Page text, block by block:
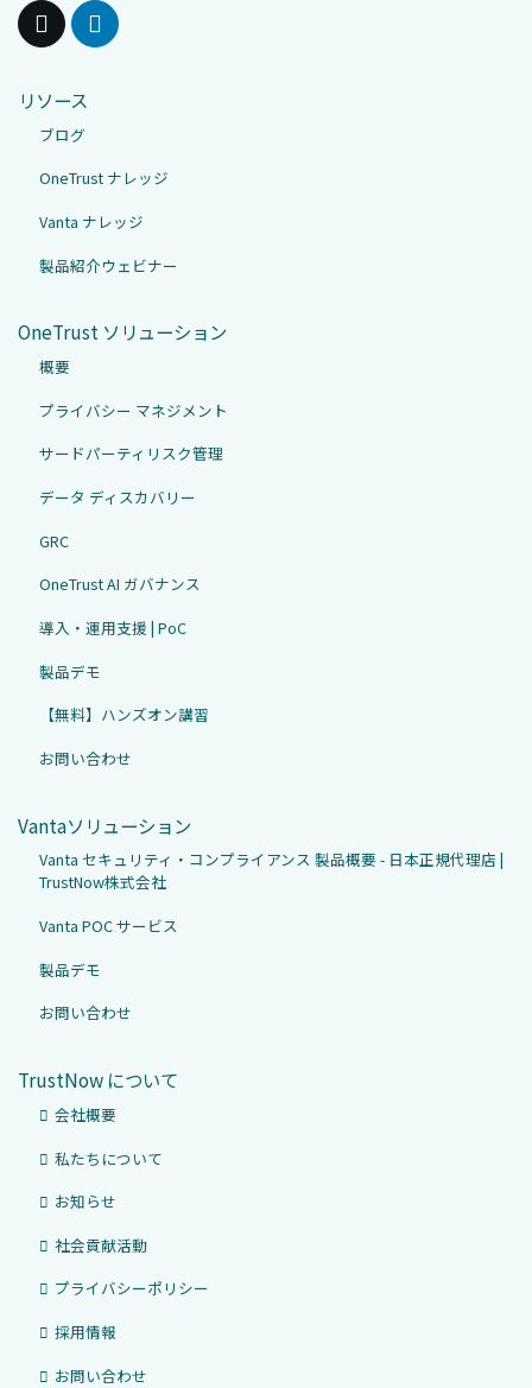
リソース
ブログ
OneTrust ナレッジ
Vanta ナレッジ
製品紹介ウェビナー
OneTrust ソリューション
概要
プライバシー マネジメント
サードパーティリスク管理
データ ディスカバリー
GRC
OneTrust AI ガバナンス
導入・運用支援 | PoC
製品デモ
【無料】ハンズオン講習
お問い合わせ
Vantaソリューション
Vanta セキュリティ・コンプライアンス 製品概要 - 日本正規代理店 |
TrustNow株式会社
Vanta POC サービス
製品デモ
お問い合わせ
TrustNow について
会社概要
私たちについて
お知らせ
社会貢献活動
プライバシーポリシー
採用情報
お問い合わせ